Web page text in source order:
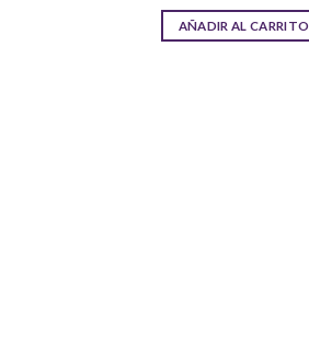
AÑADIR AL CARRITO